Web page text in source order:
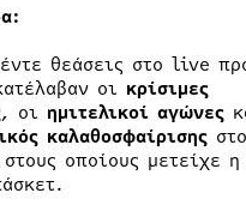
θεάσεις στο live
οι κρίσιμες
, οι ημιτελικοί αγώνες
καλαθοσφαίρισης στο
οποίους μετείχε η